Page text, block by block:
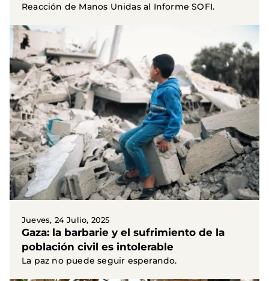
Reacción de Manos Unidas al Informe SOFI.
Jueves, 24 Julio, 2025
Gaza: la barbarie y el sufrimiento de la
población civil es intolerable
La paz no puede seguir esperando.